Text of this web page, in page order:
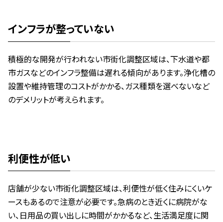
インフラが整っていない
積極的な開発が行われない市街化調整区域は、下水道や都
市ガスなどのインフラ整備は遅れる傾向があります。浄化槽の
設置や維持管理のコストがかかる、ガス種類を選べないなど
のデメリットが考えられます。
利便性が低い
店舗が少ない市街化調整区域は、利便性が低く住みにくいケ
ースもあるので注意が必要です。急病のとき近くに病院がな
い、日用品の買い出しに時間がかかるなど、生活満足度に関